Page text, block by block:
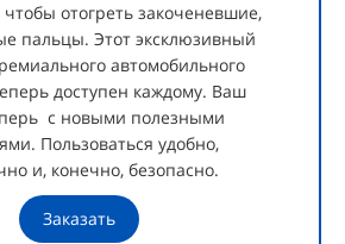
отогреть закоченевшие,
пальцы. Этот эксклюзивный
автомобильного
доступен каждому. Ваш
с новыми полезными
Пользоваться удобно,
и, конечно, безопасно.
Заказать